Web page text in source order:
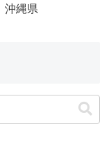
沖縄県